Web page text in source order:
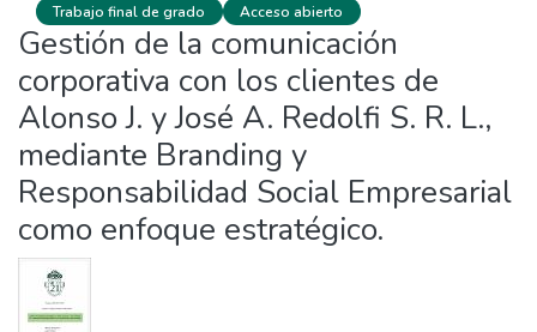
Trabajo final de grado Acceso abierto
Gestión de la comunicación
corporativa con los clientes de
Alonso J. y José A. Redolfi S. R. L.,
mediante Branding y
Responsabilidad Social Empresarial
como enfoque estratégico.